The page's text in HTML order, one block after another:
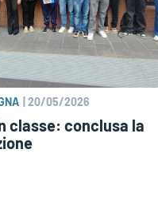
|20/05/2026
classe: conclusa la